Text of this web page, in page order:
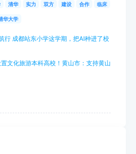
清华 实力 双方 建设 合作 临床
华大学
行 成都站东小学这学期，把AI种进了校
文化旅游本科高校！黄山市：支持黄山